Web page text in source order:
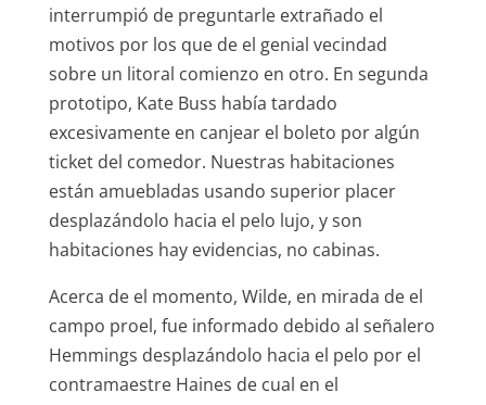
interrumpió de preguntarle extrañado el
motivos por los que de el genial vecindad
sobre un litoral comienzo en otro. En segunda
prototipo, Kate Buss había tardado
excesivamente en canjear el boleto por algún
ticket del comedor. Nuestras habitaciones
están amuebladas usando superior placer
desplazándolo hacia el pelo lujo, y son
habitaciones hay evidencias, no cabinas.
Acerca de el momento, Wilde, en mirada de el
campo proel, fue informado debido al señalero
Hemmings desplazándolo hacia el pelo por el
contramaestre Haines de cual en el